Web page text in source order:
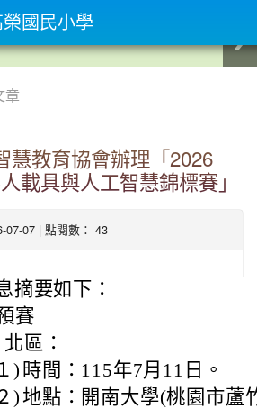
章
慧教育協會辦理「2026
載具與人工智慧錦標賽」
07-07 | 點閱數： 43
摘要如下：
賽
北區：
) 時間：115年7月11日。
)地點：開南大學(桃園市蘆
國民小學